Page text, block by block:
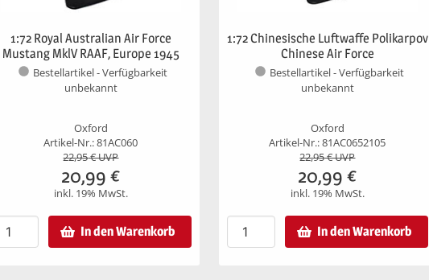
1:72 Royal Australian Air Force
Mustang MklV RAAF, Europe 1945
Bestellartikel - Verfügbarkeit
unbekannt
Oxford
Artikel-Nr.: 81AC060
22,95€ UVP
20,99 €
inkl. 19% MwSt.
In den Warenkorb
1:72 Chinesische Luftwaffe Polikarpov
Chinese Air Force
Bestellartikel - Verfügbarkeit
unbekannt
Oxford
Artikel-Nr.: 81AC0652105
22,95€ UVP
20,99 €
inkl. 19% MwSt.
In den Warenkorb